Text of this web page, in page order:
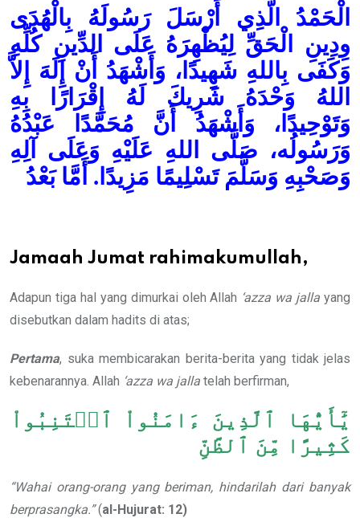
الْحَمْدُ الَّذِي أَرْسَلَ رَسُولَهُ بِالْهُدَى
وِدِينِ الْحَقِّ لِيُظْهِرَهُ عَلَى الدِّينِ كُلِّهِ
وَكَفَى بِاللهِ شَهِيدًا، وَأَشْهَدُ أَنْ إِلَهَ إِلاَّ
اللهُ وَحْدَهُ شَرِيكَ لَهُ إِقْرَارًا بِهِ
وَتَوْحِيدًا، وَأَشْهَدُ أَنَّ مُحَمَّدًا عَبْدُهُ
وَرَسُولُه، صَلَّى اللهِ عَلَيْهِ وَعَلَى آلِهِ
وَصَحْبِهِ وَسَلَّمَ تَسْلِيمًا مَزِيدًا. أَمَّا بَعْدُ
Jamaah Jumat rahimakumullah,
Adapun tiga hal yang dimurkai oleh Allah ‘azza wa jalla yang
disebutkan dalam hadits di atas;
Pertama, suka membicarakan berita-berita yang tidak jelas
kebenarannya. Allah ‘azza wa jalla telah berfirman,
يَٰٓأَيُّهَا ٱلَّذِينَ ءَامَنُواْ ٱجۡتَنِبُواْ
كَثِيرًا مِّنَ ٱلظَّنِّ
“Wahai orang-orang yang beriman, hindarilah dari banyak
berprasangka.”(al-Hujurat: 12)